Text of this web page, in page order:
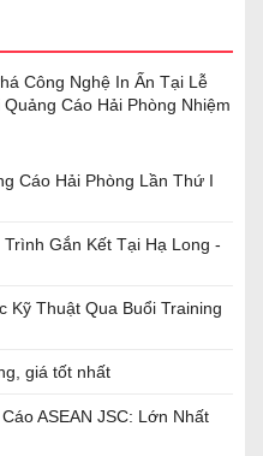
Công Nghệ In Ấn Tại Lễ
Cáo Hải Phòng Nhiệm
Cáo Hải Phòng Lần Thứ I
Gắn Kết Tại Hạ Long -
Kỹ Thuật Qua Buổi Training
giá tốt nhất
ASEAN JSC: Lớn Nhất